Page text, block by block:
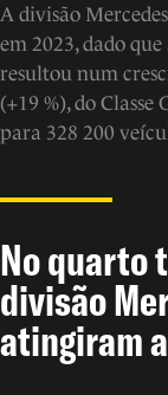
A divisão
em 2023, dado
resultou num
(+19 %), do Classe
para 328 200
No quarto
divisão
atingiram